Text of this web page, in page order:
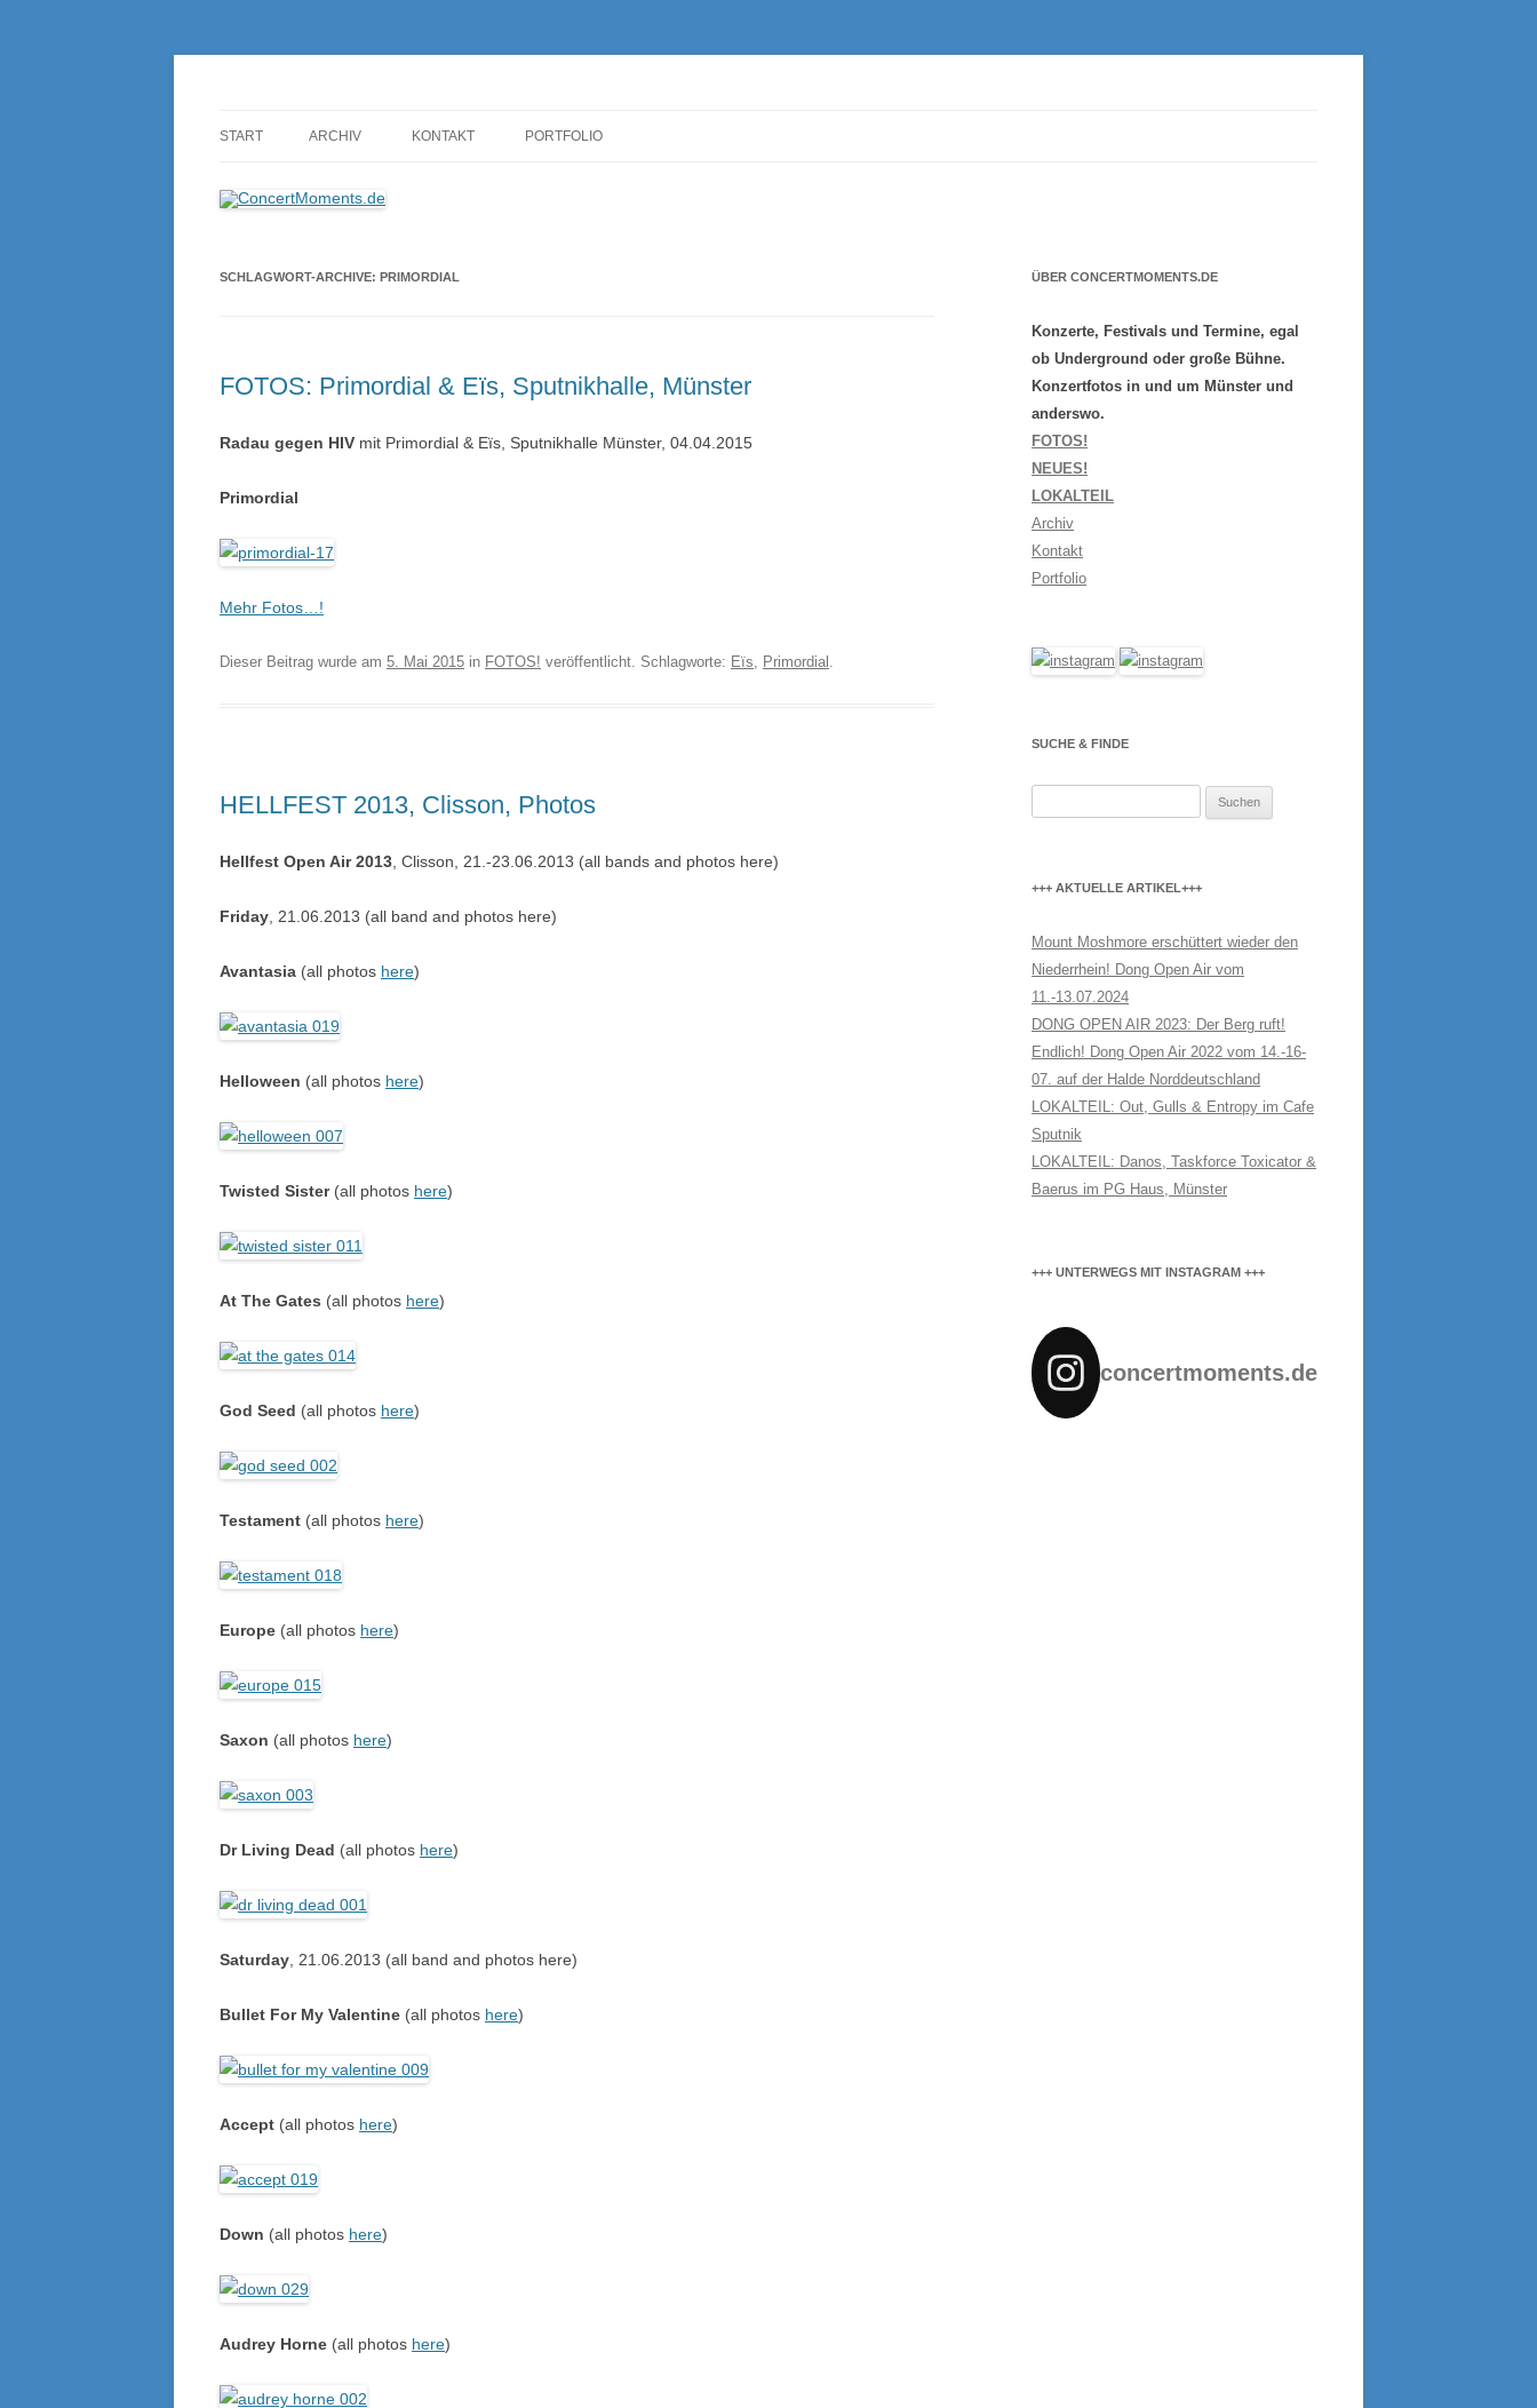
START ARCHIV KONTAKT PORTFOLIO
SCHLAGWORT-ARCHIVE: PRIMORDIAL
FOTOS: Primordial & Eïs, Sputnikhalle, Münster
Radau gegen HIV mit Primordial & Eïs, Sputnikhalle Münster, 04.04.2015
Primordial
Mehr Fotos…!
Dieser Beitrag wurde am 5. Mai 2015 in FOTOS! veröffentlicht. Schlagworte: Eïs, Primordial .
HELLFEST 2013, Clisson, Photos
Hellfest Open Air 2013 , Clisson, 21.-23.06.2013 (all bands and photos here)
Friday , 21.06.2013 (all band and photos here)
Avantasia (all photos here)
Helloween (all photos here)
Twisted Sister(all photos here)
At The Gates (all photos here)
God Seed (all photos here)
Testament (all photos here)
Europe (all photos here)
Saxon (all photos here)
Dr Living Dead (all photos here)
Saturday , 21.06.2013 (all band and photos here)
Bullet For My Valentine (all photos here)
Accept (all photos here)
Down (all photos here)
Audrey Horne (all photos here)
ÜBER CONCERTMOMENTS.DE
Konzerte, Festivals und Termine, egal
ob Underground oder große Bühne.
Konzertfotos in und um Münster und
anderswo.
FOTOS!
NEUES!
LOKALTEIL
Archiv
Kontakt
Portfolio
SUCHE & FINDE
+++ AKTUELLE ARTIKEL+++
Mount Moshmore erschüttert wieder den
Niederrhein! Dong Open Air vom
11.-13.07.2024
DONG OPEN AIR 2023: Der Berg ruft!
Endlich! Dong Open Air 2022 vom 14.-16-
07. auf der Halde Norddeutschland
LOKALTEIL: Out, Gulls & Entropy im Cafe
Sputnik
LOKALTEIL: Danos, Taskforce Toxicator &
Baerus im PG Haus, Münster
+++ UNTERWEGS MIT INSTAGRAM +++
concertmoments.de